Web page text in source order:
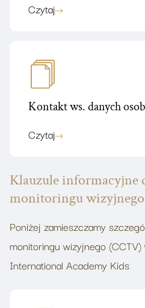
Czytaj
Kontakt ws. danych
Czytaj
Klauzule informacyjne
monitoringu
Poniżej zamieszczamy
monitoringu wizyjnego
International Academy Kids